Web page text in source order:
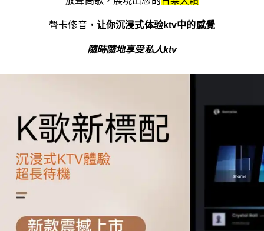
聲卡修音， 让你沉浸式体验ktv中的感覺
隨時隨地享受私人ktv